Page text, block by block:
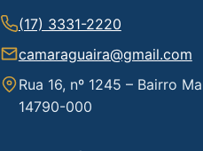
(17) 3331-2220
camaraguaira@gmail.com
Rua 16, nº 1245 – Bairro
14790-000